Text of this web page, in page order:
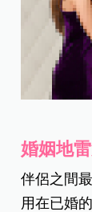
婚姻地
伴侶之間
用在已婚